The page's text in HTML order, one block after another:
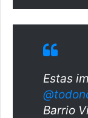
Estas
Barrio